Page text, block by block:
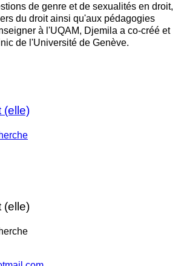
de genre et de sexualités en droit,
du droit ainsi qu'aux pédagogies
à l'UQAM, Djemila a co-créé et
de l'Université de Genève.
(elle)
(elle)